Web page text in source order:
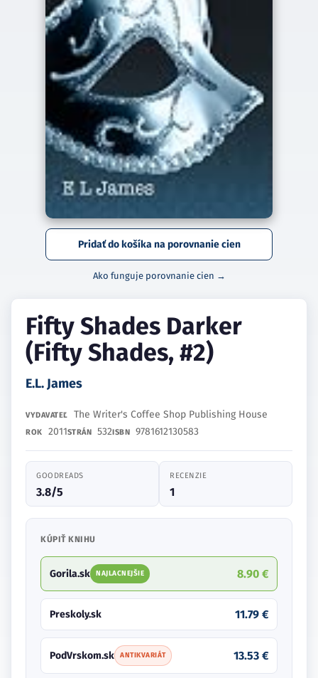
Pridať do košíka na porovnanie cien
Ako funguje porovnanie cien →
Fifty Shades Darker
(Fifty Shades, #2)
E.L. James
VYDAVATEĽ The Writer's Coffee Shop Publishing House
ROK 2011STRÁN 532ISBN 9781612130583
GOODREADS
3.8/5
RECENZIE
1
KÚPIŤ KNIHU
Gorila.sk NAJLACNEJŠIE 8.90 €
Preskoly.sk 11.79 €
PodVrskom.sk ANTIKVARIÁT 13.53 €